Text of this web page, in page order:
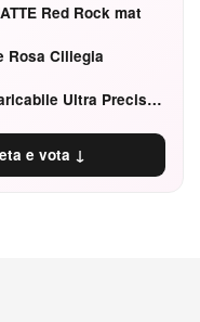
Red Rock mat
Rosa Ciliegia
Hourglass Confession Ricaricabile Ultra Preciso Ad Alta Intensità Secretly Classic Red
e vota ↓